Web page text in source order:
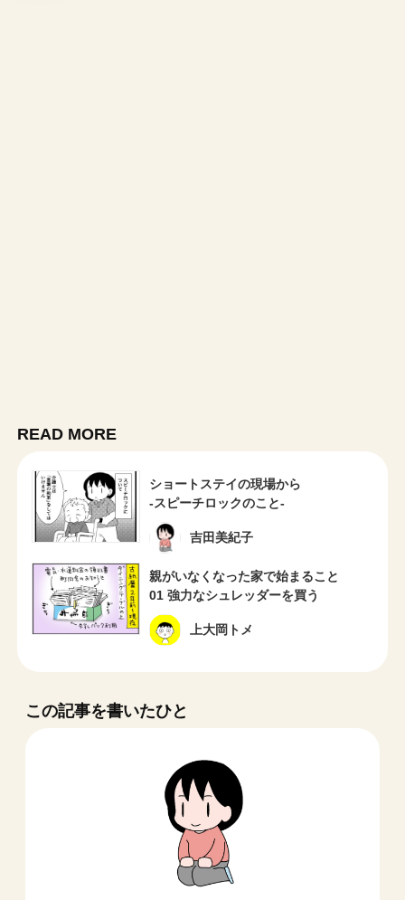
READ MORE
ショートステイの現場から
-スピーチロックのこと-
吉田美紀子
親がいなくなった家で始まること
01 強力なシュレッダーを買う
上大岡トメ
この記事を書いたひと